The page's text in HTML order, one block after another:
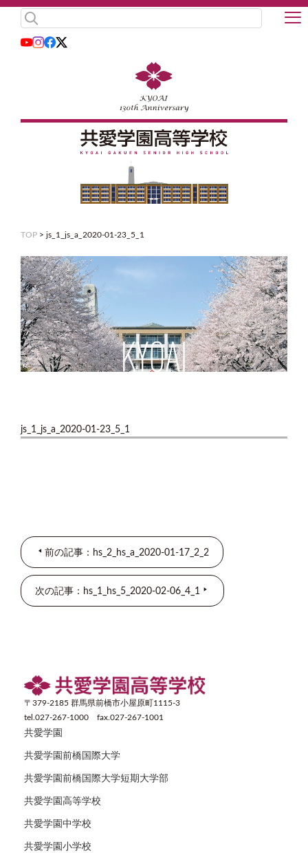
TOP > js_1_js_a_2020-01-23_5_1
js_1_js_a_2020-01-23_5_1
前の記事：hs_2_hs_a_2020-01-17_2_2
次の記事：hs_1_hs_5_2020-02-06_4_1
〒379-2185 群馬県前橋市小屋原町1115-3
tel.027-267-1000 fax.027-267-1001
共愛学園
共愛学園前橋国際大学
共愛学園前橋国際大学短期大学部
共愛学園高等学校
共愛学園中学校
共愛学園小学校